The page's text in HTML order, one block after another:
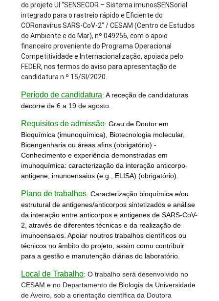
do projeto UI “SENSECOR – Sistema imunosSENSorial
integrado para o rastreio rápido e Eficiente do
CORonavírus SARS-CoV-2” / CESAM (Centro de Estudos
do Ambiente e do Mar), nº 049256, com o apoio
financeiro proveniente do Programa Operacional
Competitividade e Internacionalização, apoiada pelo
FEDER, nos termos do aviso para apresentação de
candidatura n.º 15/SI/2020.
Período de candidatura:A receção de candidaturas
decorrede 6 a 19 de agosto.
Requisitos de admissão:Grau de Doutor em
Bioquímica (imunoquímica), Biotecnologia molecular,
Bioengenharia ou áreas afins (obrigatório) -
Conhecimento e experiência demonstradas em
imunoquímica: caracterização da interação anticorpo-
antigene, imunoensaios (e.g., ELISA) (obrigatório).
Plano de trabalhos:Caracterização bioquímica e/ou
estrutural de antigenes/anticorpos sintetizados e análise
da interação entre anticorpos e antigenes de SARS-CoV-
2, através de diferentes técnicas e da realização de
imunoensaios. Apoiar noutros trabalhos científicos ou
técnicos no âmbito do projeto, assim como contribuir
para a gestão e manutenção diárias do laboratório.
Local de Trabalho: O trabalho será desenvolvido no
CESAM e no Departamento de Biologia da Universidade
de Aveiro, sob a orientação científica da Doutora